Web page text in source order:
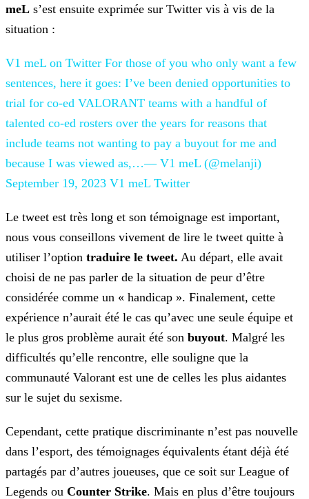
meL s’est ensuite exprimée sur Twitter vis à vis de la
situation :
V1 meL on Twitter For those of you who only want a few
sentences, here it goes: I’ve been denied opportunities to
trial for co-ed VALORANT teams with a handful of
talented co-ed rosters over the years for reasons that
include teams not wanting to pay a buyout for me and
because I was viewed as,…— V1 meL (@melanji)
September 19, 2023 V1 meL Twitter
Le tweet est très long et son témoignage est important,
nous vous conseillons vivement de lire le tweet quitte à
utiliser l’option traduire le tweet. Au départ, elle avait
choisi de ne pas parler de la situation de peur d’être
considérée comme un « handicap ». Finalement, cette
expérience n’aurait été le cas qu’avec une seule équipe et
le plus gros problème aurait été son buyout. Malgré les
difficultés qu’elle rencontre, elle souligne que la
communauté Valorant est une de celles les plus aidantes
sur le sujet du sexisme.
Cependant, cette pratique discriminante n’est pas nouvelle
dans l’esport, des témoignages équivalents étant déjà été
partagés par d’autres joueuses, que ce soit sur League of
Legends ou Counter Strike. Mais en plus d’être toujours